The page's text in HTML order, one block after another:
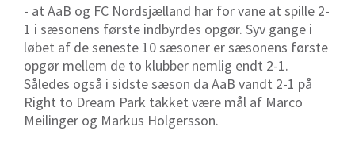
- at AaB og FC Nordsjælland har for vane at spille 2-
1 i sæsonens første indbyrdes opgør. Syv gange i
løbet af de seneste 10 sæsoner er sæsonens første
opgør mellem de to klubber nemlig endt 2-1.
Således også i sidste sæson da AaB vandt 2-1 på
Right to Dream Park takket være mål af Marco
Meilinger og Markus Holgersson.